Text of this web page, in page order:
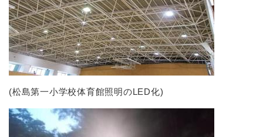
(松島第一小学校体育館照明のLED化)